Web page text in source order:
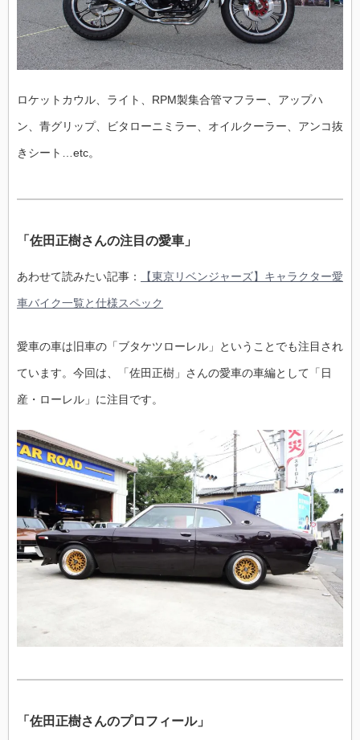
ロケットカウル、ライト、RPM製集合管マフラー、アップハ
ン、青グリップ、ビタローニミラー、オイルクーラー、アンコ抜
きシート…etc。
「佐田正樹さんの注目の愛車」
あわせて読みたい記事： 【東京リベンジャーズ】キャラクター愛
車バイク一覧と仕様スペック
愛車の車は旧車の「ブタケツローレル」ということでも注目され
ています。今回は、「佐田正樹」さんの愛車の車編として「日
産・ローレル」に注目です。
「佐田正樹さんのプロフィール」